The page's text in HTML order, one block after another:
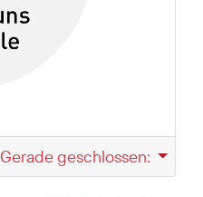
Gerade geschlossen: